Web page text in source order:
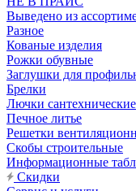
Выведено из
Разное
Кованые изделия
Рожки обувные
Заглушки для
Брелки
Лючки сантехнические
Печное литье
Решетки
Скобы строительные
Информационные
Скидки